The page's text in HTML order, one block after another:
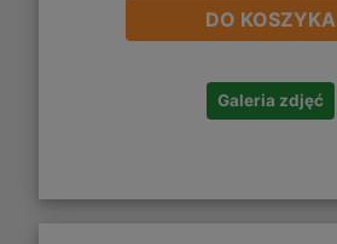
DO KOSZYKA
Galeria zdjęć